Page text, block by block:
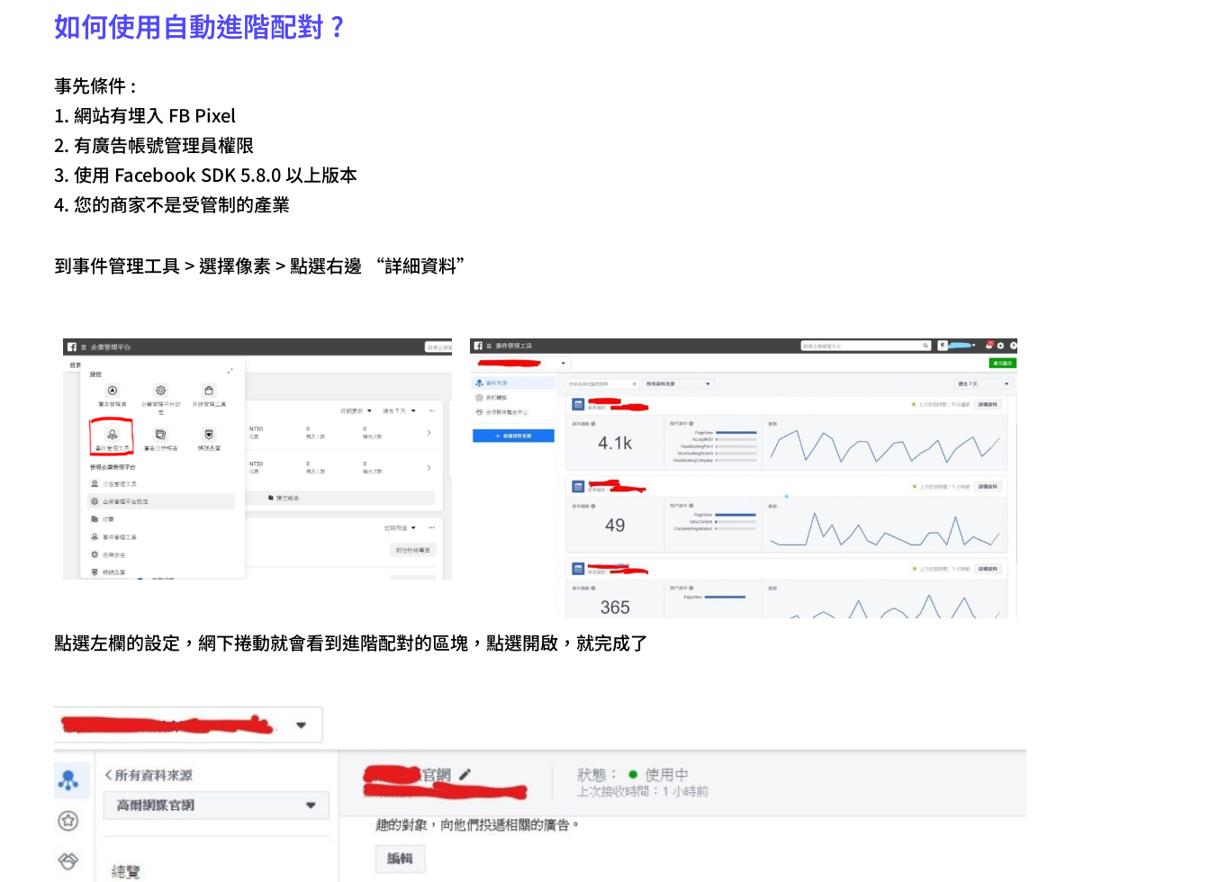
如何使用自動進階配對 ?
事先條件 :
1. 網站有埋入 FB Pixel
2. 有廣告帳號管理員權限
3. 使用 Facebook SDK 5.8.0 以上版本
4. 您的商家不是受管制的產業
到事件管理工具 > 選擇像素 > 點選右邊 “詳細資料”
點選左欄的設定，網下捲動就會看到進階配對的區塊，點選開啟，就完成了